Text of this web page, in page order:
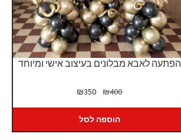
הפתעה לאבא מבלונים בעיצוב אישי ומיוחד
₪400
המחיר
היה:
₪400.
₪350
₪350.
הוספה לסל